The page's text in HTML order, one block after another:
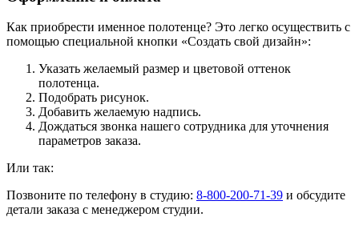
Как приобрести именное полотенце? Это легко осуществить с
помощью специальной кнопки «Создать свой дизайн»:
Указать желаемый размер и цветовой оттенок
полотенца.
Подобрать рисунок.
Добавить желаемую надпись.
Дождаться звонка нашего сотрудника для уточнения
параметров заказа.
Или так:
Позвоните по телефону в студию: 8-800-200-71-39 и обсудите
детали заказа с менеджером студии.